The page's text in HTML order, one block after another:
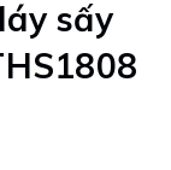
sấy